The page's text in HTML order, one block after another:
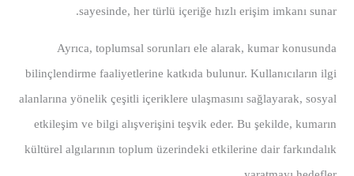
sayesinde, her türlü içeriğe hızlı erişim imkanı sunar.
Ayrıca, toplumsal sorunları ele alarak, kumar konusunda
bilinçlendirme faaliyetlerine katkıda bulunur. Kullanıcıların ilgi
alanlarına yönelik çeşitli içeriklere ulaşmasını sağlayarak, sosyal
etkileşim ve bilgi alışverişini teşvik eder. Bu şekilde, kumarın
kültürel algılarının toplum üzerindeki etkilerine dair farkındalık